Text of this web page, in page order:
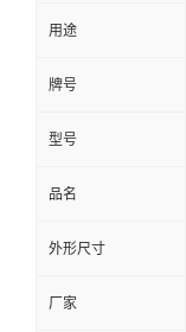
用途
牌号
型号
品名
外形尺寸
厂家